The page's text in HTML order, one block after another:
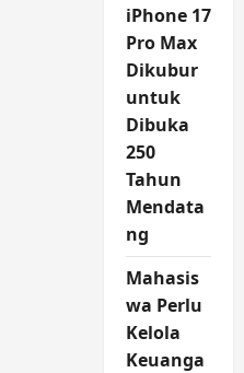
iPhone 17
Pro Max
Dikubur
untuk
Dibuka
250
Tahun
Mendata
ng
Mahasis
wa Perlu
Kelola
Keuanga